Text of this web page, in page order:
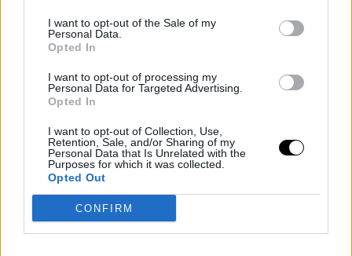
I want to opt-out of the Sale of my
Personal Data.
Opted In
I want to opt-out of processing my
Personal Data for Targeted Advertising.
Opted In
I want to opt-out of Collection, Use,
Retention, Sale, and/or Sharing of my
Personal Data that Is Unrelated with the
Purposes for which it was collected.
Opted Out
CONFIRM
«Η αίσθηση έχει σημασία», λέει η Fitzhenry. «Αυτή τη σεζόν, η
τάση θέλει μαλακές, ελκυστικές επιφάνειες που δεν θυσιάζουν
την αισθητική στο βωμό της άνεσης». Τι σημαίνει αυτό; Μια
διακριτική αλλά αληθινά φιλόξενη πολυτέλεια.
Ουδέτερα εμπνευσμένα από τη φύση
Η ανάγκη για επαφή με τη φύση περνά και στο σπίτι. Tα ζεστά
μπεζ, οι αποχρώσεις της άμμου, οι ήσυχοι τόνοι κυριαρχούν.